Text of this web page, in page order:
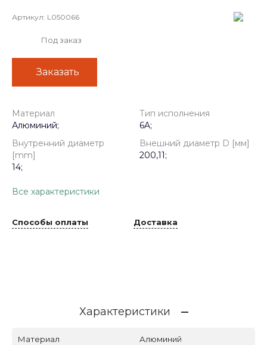
Артикул: L050066
Под заказ
Заказать
Материал
Алюминий;
Тип исполнения
6A;
Внутренний диаметр
[mm]
14;
Внешний диаметр D [мм]
200,11;
Все характеристики
Способы оплаты Доставка
Характеристики
Материал Алюминий